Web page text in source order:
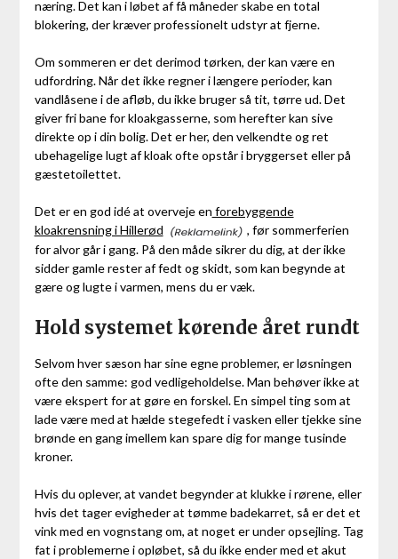
næring. Det kan i løbet af få måneder skabe en total
blokering, der kræver professionelt udstyr at fjerne.
Om sommeren er det derimod tørken, der kan være en
udfordring. Når det ikke regner i længere perioder, kan
vandlåsene i de afløb, du ikke bruger så tit, tørre ud. Det
giver fri bane for kloakgasserne, som herefter kan sive
direkte op i din bolig. Det er her, den velkendte og ret
ubehagelige lugt af kloak ofte opstår i bryggerset eller på
gæstetoilettet.
Det er en god idé at overveje en forebyggende
kloakrensning i Hillerød
, før sommerferien
for alvor går i gang. På den måde sikrer du dig, at der ikke
sidder gamle rester af fedt og skidt, som kan begynde at
gære og lugte i varmen, mens du er væk.
Hold systemet kørende året rundt
Selvom hver sæson har sine egne problemer, er løsningen
ofte den samme: god vedligeholdelse. Man behøver ikke at
være ekspert for at gøre en forskel. En simpel ting som at
lade være med at hælde stegefedt i vasken eller tjekke sine
brønde en gang imellem kan spare dig for mange tusinde
kroner.
Hvis du oplever, at vandet begynder at klukke i rørene, eller
hvis det tager evigheder at tømme badekarret, så er det et
vink med en vognstang om, at noget er under opsejling. Tag
fat i problemerne i opløbet, så du ikke ender med et akut